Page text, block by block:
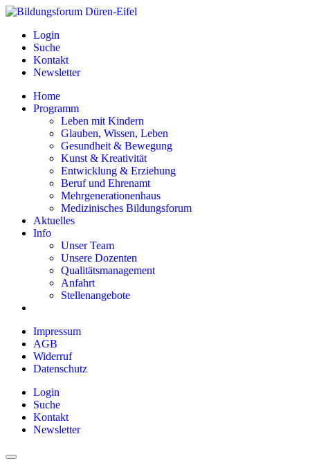
Login
Suche
Kontakt
Newsletter
Home
Programm
Leben mit Kindern
Glauben, Wissen, Leben
Gesundheit & Bewegung
Kunst & Kreativität
Entwicklung & Erziehung
Beruf und Ehrenamt
Mehrgenerationenhaus
Medizinisches Bildungsforum
Aktuelles
Info
Unser Team
Unsere Dozenten
Qualitätsmanagement
Anfahrt
Stellenangebote
Impressum
AGB
Widerruf
Datenschutz
Login
Suche
Kontakt
Newsletter